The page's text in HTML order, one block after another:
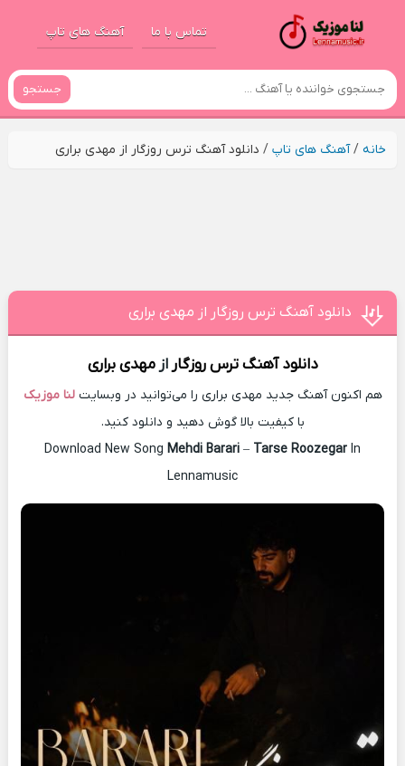
تماس با ما آهنگ های تاپ
جستجو
خانه/آهنگ های تاپ/ دانلود آهنگ ترس روزگار از مهدی براری
دانلود آهنگ ترس روزگار از مهدی براری
دانلود آهنگ ترس روزگارازمهدی براری
هم اکنون آهنگ جدید مهدی براری را می‌توانید در وبسایتلنا موزیک
با کیفیت بالا گوش دهید و دانلود کنید.
Download New Song Mehdi Barari – Tarse Roozegar In
Lennamusic